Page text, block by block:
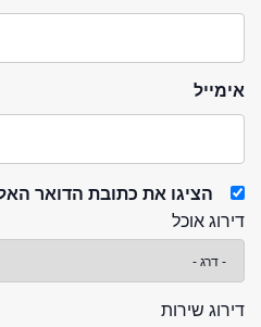
אימייל
הציגו את כתובת הדואר
דירוג אוכל
דירוג שירות